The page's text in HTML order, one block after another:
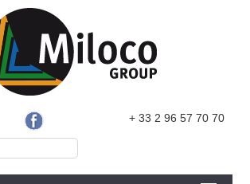
+ 33 2 96 57 70 70